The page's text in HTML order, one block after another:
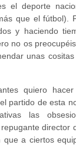
el deporte
que el fútbol).
y haciendo
no os
unas
quiero
partido de esta
las
director
que a ciertos